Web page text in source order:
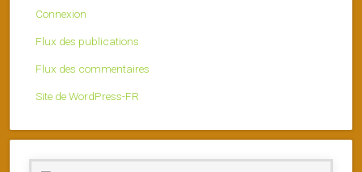
Connexion
Flux des publications
Flux des commentaires
Site de WordPress-FR